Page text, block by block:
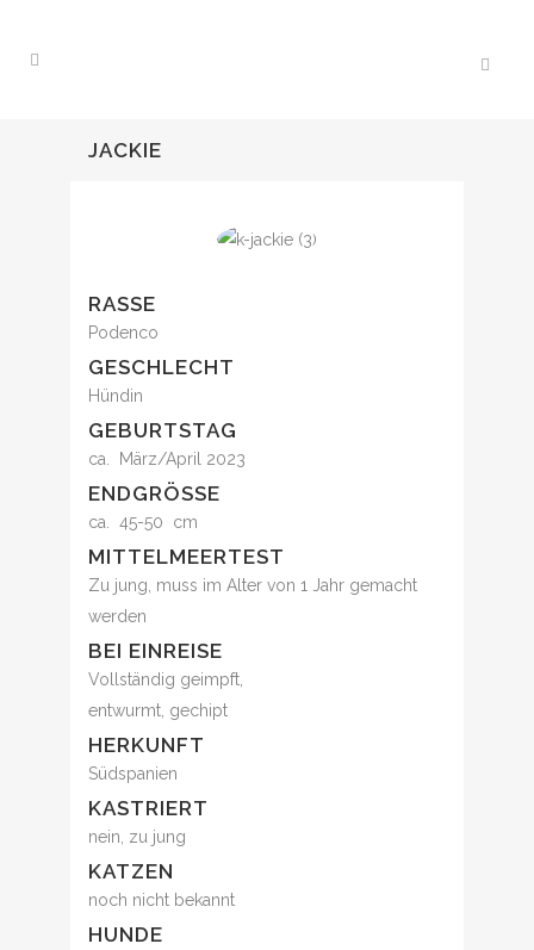
JACKIE
RASSE
Podenco
GESCHLECHT
Hündin
GEBURTSTAG
ca. März/April 2023
ENDGRÖSSE
ca. 45-50 cm
MITTELMEERTEST
Zu jung, muss im Alter von 1 Jahr gemacht
werden
BEI EINREISE
Vollständig geimpft,
entwurmt, gechipt
HERKUNFT
Südspanien
KASTRIERT
nein, zu jung
KATZEN
noch nicht bekannt
HUNDE